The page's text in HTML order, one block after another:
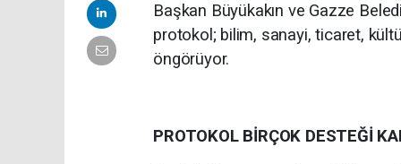
Başkan Büyükakın ve Gazze
protokol; bilim, sanayi, ticaret,
öngörüyor.
PROTOKOL BİRÇOK DESTEĞİ